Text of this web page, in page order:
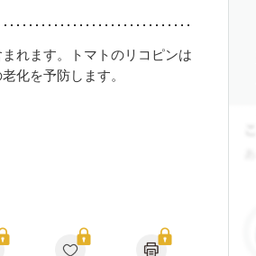
れます。トマトのリコピンは
化を予防します。